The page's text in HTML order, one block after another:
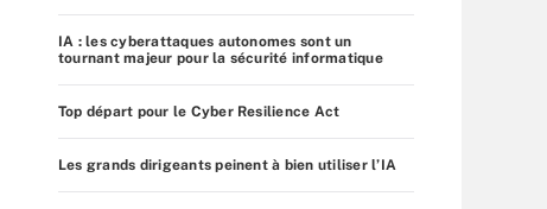
IA : les cyberattaques autonomes sont un
tournant majeur pour la sécurité informatique
Top départ pour le Cyber Resilience Act
Les grands dirigeants peinent à bien utiliser l’IA